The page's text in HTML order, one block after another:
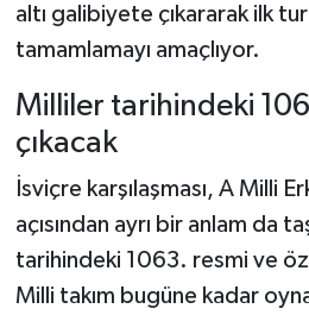
altı galibiyete çıkararak ilk
tamamlamayı amaçlıyor.
Milliler tarihindeki
çıkacak
İsviçre karşılaşması, A Milli
açısından ayrı bir anlam da
tarihindeki 1063. resmi ve
Milli takım bugüne kadar